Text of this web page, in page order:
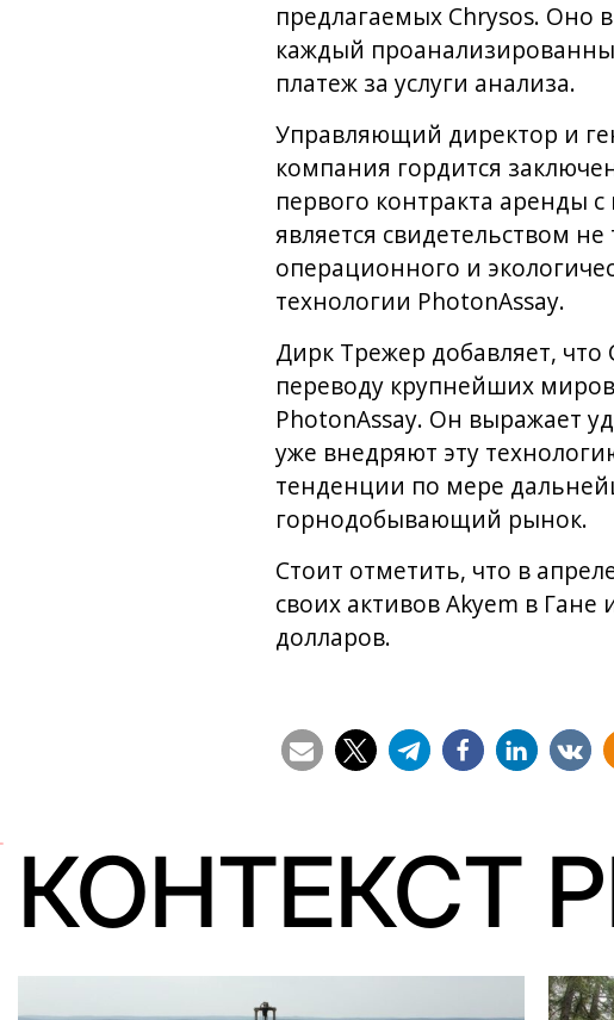
предлагаемых Chrysos. Оно
каждый
платеж за услуги анализа.
Управляющий директор и
компания гордится
первого контракта аренды
является свидетельством
операционного и
технологии PhotonAssay.
Дирк Трежер добавляет,
переводу крупнейших
PhotonAssay. Он выражает
уже внедряют эту
тенденции по мере
горнодобывающий рынок.
Стоит отметить, что в
своих активов Akyem в
долларов.
КОНТЕКСТ